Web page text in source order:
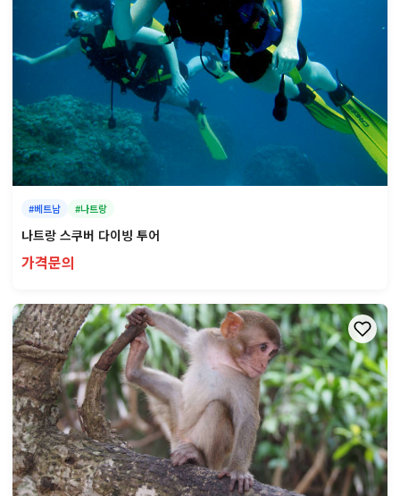
#베트남 #나트랑
나트랑 스쿠버 다이빙 투어
가격문의